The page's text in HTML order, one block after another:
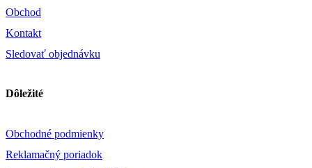
Obchod
Kontakt
Sledovať objednávku
Dôležité
Obchodné podmienky
Reklamačný poriadok